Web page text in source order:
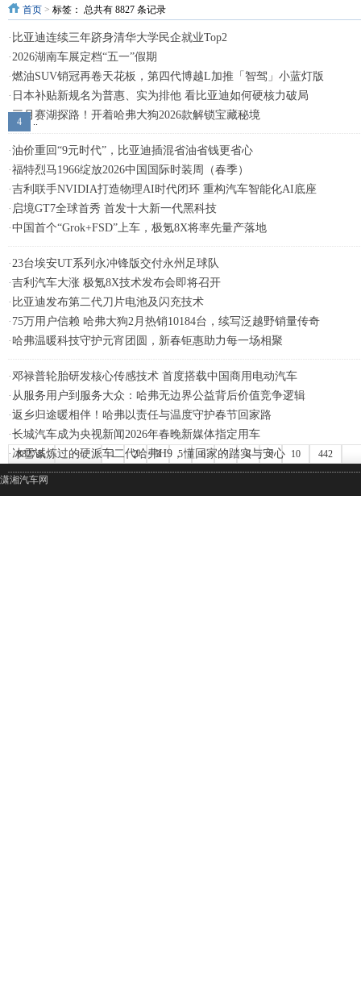
首页 > 标签： 总共有 8827 条记录
· 比亚迪连续三年跻身清华大学民企就业Top2
·2026湖南车展定档“五一”假期
·燃油SUV销冠再卷天花板，第四代博越L加推「智驾」小蓝灯版
· 日本补贴新规名为普惠、实为排他 看比亚迪如何硬核力破局
·三月赛湖探路！开着哈弗大狗2026款解锁宝藏秘境
·油价重回“9元时代”，比亚迪插混省油省钱更省心
·福特烈马1966绽放2026中国国际时装周（春季）
·吉利联手NVIDIA打造物理AI时代闭环 重构汽车智能化AI底座
· 启境GT7全球首秀 首发十大新一代黑科技
·中国首个“Grok+FSD”上车，极氪8X将率先量产落地
·23台埃安UT系列永冲锋版交付永州足球队
·吉利汽车大涨 极氪8X技术发布会即将召开
· 比亚迪发布第二代刀片电池及闪充技术
· 75万用户信赖 哈弗大狗2月热销10184台，续写泛越野销量传奇
· 哈弗温暖科技守护元宵团圆，新春钜惠助力每一场相聚
·邓禄普轮胎研发核心传感技术 首度搭载中国商用电动汽车
· 从服务用户到服务大众：哈弗无边界公益背后价值竞争逻辑
·返乡归途暖相伴！哈弗以责任与温度守护春节回家路
·长城汽车成为央视新闻2026年春晚新媒体指定用车
·冰雪试炼过的硬派车二代哈弗H9，懂回家的踏实与安心
8827条 < 1 2 3
4
5 6 7 8 9 10
..
442
潇湘汽车网